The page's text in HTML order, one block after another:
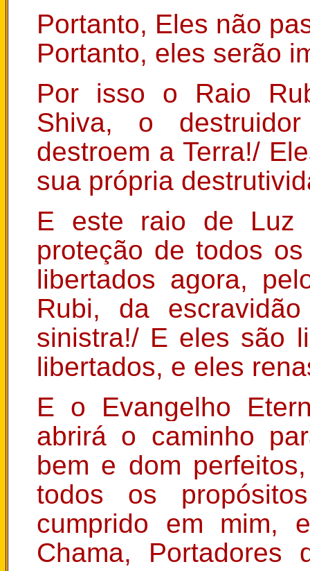
Portanto, Eles não
Portanto, eles serão
Por isso o Raio
Shiva, o
destroem a Terra!/
sua própria
E este raio de
proteção de todos
libertados agora,
Rubi, da
sinistra!/ E eles são
libertados, e eles
E o Evangelho
abrirá o caminho
bem e dom
todos os
cumprido em mim,
Chama,